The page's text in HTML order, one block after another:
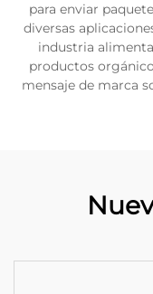
para enviar
diversas
industria
productos
mensaje de marca